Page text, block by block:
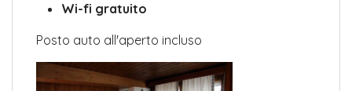
Wi-fi gratuito
Posto auto all'aperto incluso